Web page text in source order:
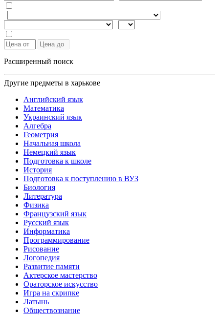
Расширенный поиск
Другие предметы в харькове
Английский язык
Математика
Украинский язык
Алгебра
Геометрия
Начальная школа
Немецкий язык
Подготовка к школе
История
Подготовка к поступлению в ВУЗ
Биология
Литература
Физика
Французский язык
Русский язык
Информатика
Программирование
Рисование
Логопедия
Развитие памяти
Актерское мастерство
Ораторское искусство
Игра на скрипке
Латынь
Обществознание